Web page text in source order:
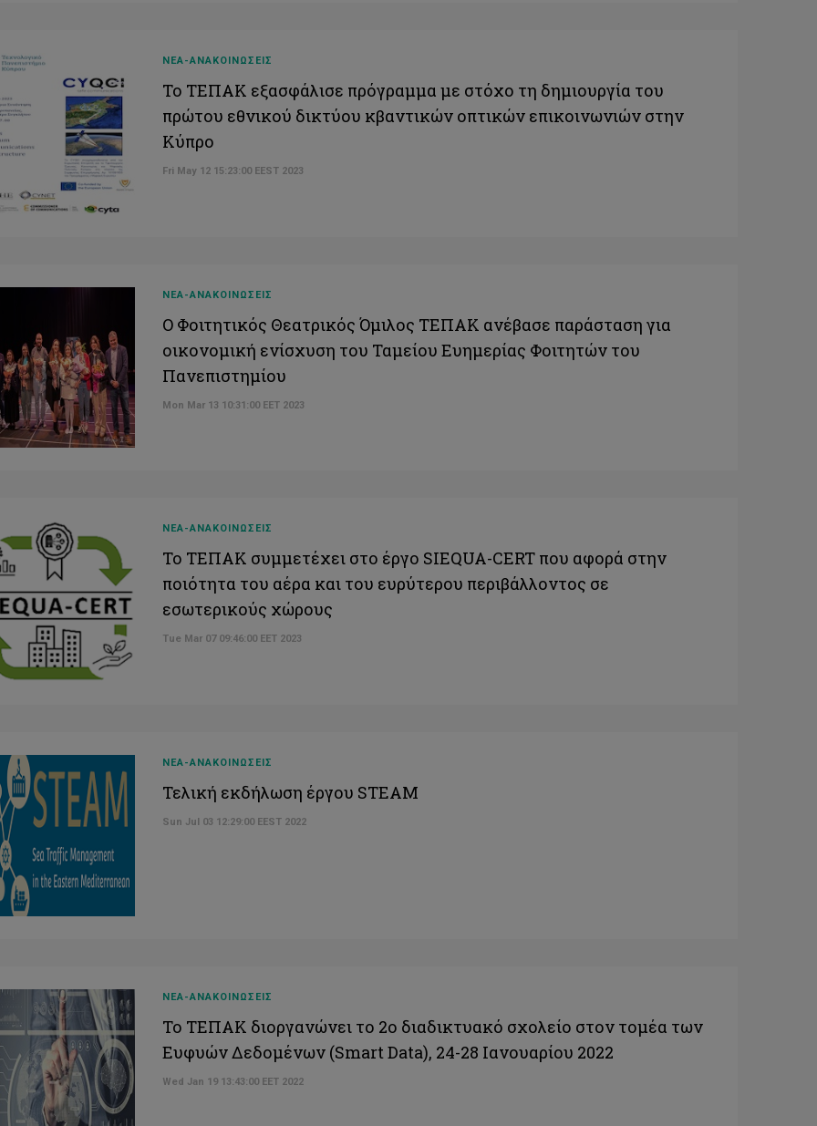
ΝΕΑ-ΑΝΑΚΟΙΝΩΣΕΙΣ
Το ΤΕΠΑΚ εξασφάλισε πρόγραμμα με στόχο τη δημιουργία του
πρώτου εθνικού δικτύου κβαντικών οπτικών επικοινωνιών στην
Κύπρο
Fri May 12 15:23:00 EEST 2023
ΝΕΑ-ΑΝΑΚΟΙΝΩΣΕΙΣ
Ο Φοιτητικός Θεατρικός Όμιλος ΤΕΠΑΚ ανέβασε παράσταση για
οικονομική ενίσχυση του Ταμείου Ευημερίας Φοιτητών του
Πανεπιστημίου
Mon Mar 13 10:31:00 EET 2023
ΝΕΑ-ΑΝΑΚΟΙΝΩΣΕΙΣ
Το ΤΕΠΑΚ συμμετέχει στο έργο SIEQUA-CERT που αφορά στην
ποιότητα του αέρα και του ευρύτερου περιβάλλοντος σε
εσωτερικούς χώρους
Tue Mar 07 09:46:00 EET 2023
ΝΕΑ-ΑΝΑΚΟΙΝΩΣΕΙΣ
Τελική εκδήλωση έργου STEAM
Sun Jul 03 12:29:00 EEST 2022
ΝΕΑ-ΑΝΑΚΟΙΝΩΣΕΙΣ
Το ΤΕΠΑΚ διοργανώνει το 2ο διαδικτυακό σχολείο στον τομέα των
Ευφυών Δεδομένων (Smart Data), 24-28 Ιανουαρίου 2022
Wed Jan 19 13:43:00 EET 2022